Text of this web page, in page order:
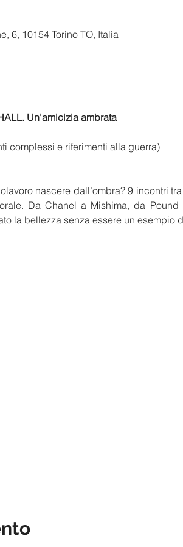
6, 10154 Torino TO, Italia
Un'amicizia ambrata
complessi e riferimenti alla guerra)
nascere dall’ombra? 9 incontri
Da Chanel a Mishima, da
la bellezza senza essere un esempio